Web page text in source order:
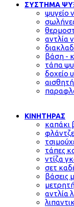
ΣΥΣΤΗΜΑ
ψυγείο
αντλία
βάση -
τάπα
δοχείο
ΚΙΝΗΤΗΡΑΣ
καπάκι
τάπες
ντίζα
σετ
βάσεις
αντλία